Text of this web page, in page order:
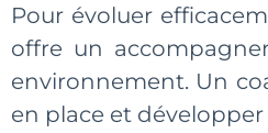
Pour évoluer
offre un
environnement. Un
en place et